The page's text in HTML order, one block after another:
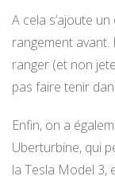
A cela s’ajoute
rangement
ranger (et non
pas faire tenir
Enfin, on a
Uberturbine, qui
la Tesla Model 3,